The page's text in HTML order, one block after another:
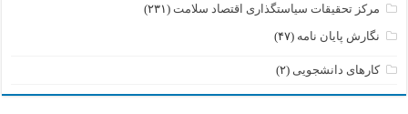
مرکز تحقیقات سیاستگذاری اقتصاد سلامت (۲۳۱)
نگارش پایان نامه (۴۷)
کارهای دانشجویی (۲)